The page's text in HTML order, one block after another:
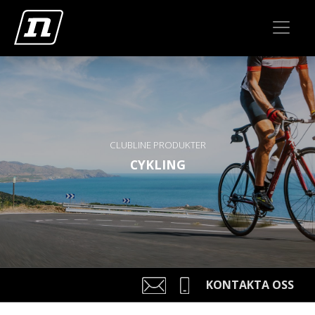
CLUBLINE PRODUKTER
CYKLING
KONTAKTA OSS